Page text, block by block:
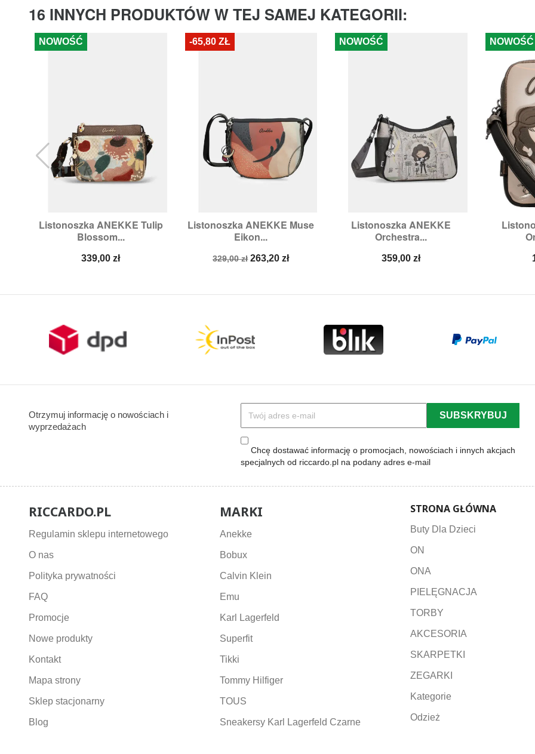
16 INNYCH PRODUKTÓW W TEJ SAMEJ KATEGORII:
Listonoszka ANEKKE Tulip
Blossom...
Cena
339,00 zł
Szybki podgląd
NOWOŚĆ
Listonoszka ANEKKE Muse
Eikon...
Cena
329,00 zł Cena
263,20 zł
Szybki podgląd
-65,80 ZŁ
Listonoszka ANEKKE
Orchestra...
Cena
359,00 zł
Szybki podgląd
NOWOŚĆ

NOWOŚĆ
Otrzymuj informację o nowościach i
wyprzedażach
Chcę dostawać informację o promocjach, nowościach i innych akcjach
specjalnych od riccardo.pl na podany adres e-mail
RICCARDO.PL
Regulamin sklepu internetowego
O nas
Polityka prywatności
FAQ
Promocje
Nowe produkty
Kontakt
Mapa strony
Sklep stacjonarny
Blog
MARKI
Anekke
Bobux
Calvin Klein
Emu
Karl Lagerfeld
Superfit
Tikki
Tommy Hilfiger
TOUS
Sneakersy Karl Lagerfeld Czarne
STRONA GŁÓWNA
Buty Dla Dzieci
ON
ONA
PIELĘGNACJA
TORBY
AKCESORIA
SKARPETKI
ZEGARKI
Kategorie
Odzież